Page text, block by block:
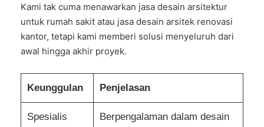
Kami tak cuma menawarkan jasa desain arsitektur
untuk rumah sakit atau jasa desain arsitek renovasi
kantor, tetapi kami memberi solusi menyeluruh dari
awal hingga akhir proyek.
Keunggulan Penjelasan
Spesialis
Berpengalaman dalam desain